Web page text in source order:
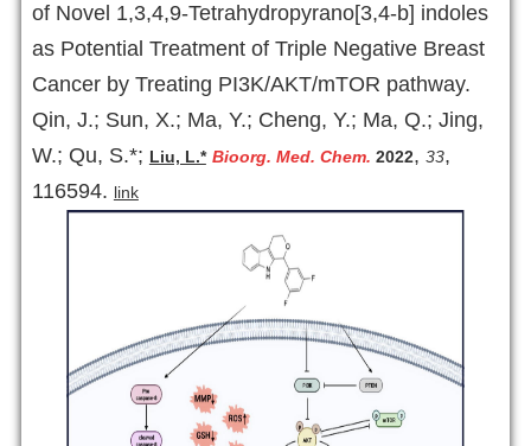
of Novel 1,3,4,9-Tetrahydropyrano[3,4-b] indoles
as Potential Treatment of Triple Negative Breast
Cancer by Treating PI3K/AKT/mTOR pathway.
Qin, J.; Sun, X.; Ma, Y.; Cheng, Y.; Ma, Q.; Jing,
W.; Qu, S.*; Liu, L.* Bioorg. Med. Chem. 2022, 33,
116594. link